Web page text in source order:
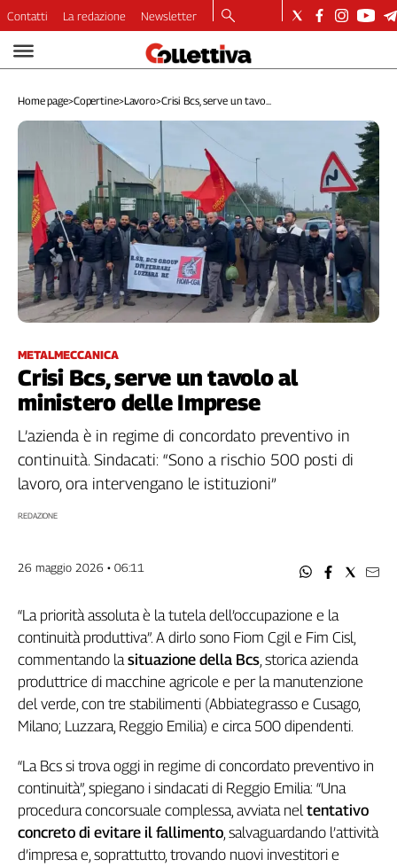
Video
Dirette
Longform
Economia
Lavoro
Ambiente
Diritti
Welfare
Italia
Internazionale
Categorie
Filcams
Filctem
Fillea
Filt
Fisac
Flc
Nidil
Slc
Spi
Inca
Caaf
G8
di
Genova,
il
sangue
Contatti La redazione Newsletter
Home page>Copertine>Lavoro>Crisi Bcs, serve un tavo...
METALMECCANICA
Crisi Bcs, serve un tavolo al
ministero delle Imprese
L’azienda è in regime di concordato preventivo in
continuità. Sindacati: “Sono a rischio 500 posti di
lavoro, ora intervengano le istituzioni”
REDAZIONE
26 maggio 2026 • 06:11
“La priorità assoluta è la tutela dell’occupazione e la
continuità produttiva”. A dirlo sono Fiom Cgil e Fim Cisl,
commentando lasituazione della Bcs, storica azienda
produttrice di macchine agricole e per la manutenzione
del verde, con tre stabilimenti (Abbiategrasso e Cusago,
Milano; Luzzara, Reggio Emilia) e circa 500 dipendenti.
“La Bcs si trova oggi in regime di concordato preventivo in
continuità”, spiegano i sindacati di Reggio Emilia: “Una
procedura concorsuale complessa, avviata neltentativo
concreto di evitare il fallimento, salvaguardando l’attività
d’impresa e, soprattutto, trovando nuovi investitori e